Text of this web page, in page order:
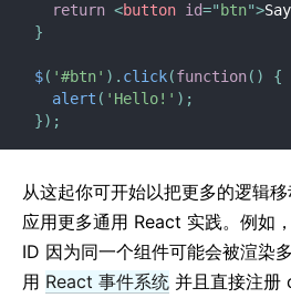
return <button id=" btn">
}
$( '#btn' ) . click(function( )
{
alert ( 'Hello!' ) ;
}) ;
从这起你可开始以把更多的逻辑
应用更多通用 React 实践。例如
ID 因为同一个组件可能会被渲染
用 React 事件系统 并且直接注册